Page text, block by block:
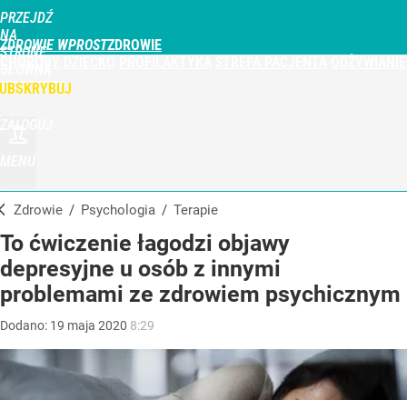
PRZEJDŹ
NA
STRONĘ
WPROST.PL
ZDROWIE WPROST
Zdrowie / Psychologia / Terapie
To ćwiczenie łagodzi objawy
depresyjne u osób z innymi
problemami ze zdrowiem psychicznym
Dodano: 19 maja 2020 8:29